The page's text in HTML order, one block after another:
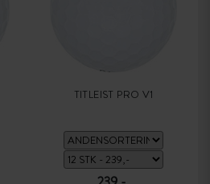
TITLEIST PRO V1